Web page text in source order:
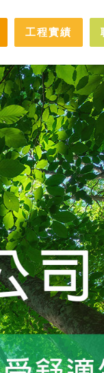
工程實績